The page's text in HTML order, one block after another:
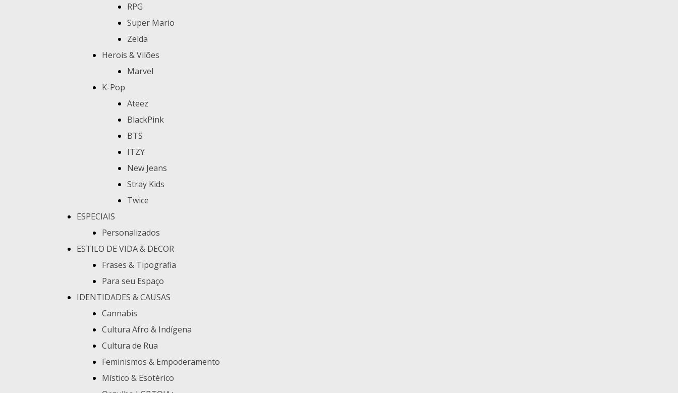
RPG
Super Mario
Zelda
Herois & Vilões
Marvel
K-Pop
Ateez
BlackPink
BTS
ITZY
New Jeans
Stray Kids
Twice
ESPECIAIS
Personalizados
ESTILO DE VIDA & DECOR
Frases & Tipografia
Para seu Espaço
IDENTIDADES & CAUSAS
Cannabis
Cultura Afro & Indígena
Cultura de Rua
Feminismos & Empoderamento
Místico & Esotérico